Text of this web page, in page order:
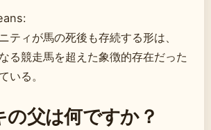
ティが馬の死後も存続する形は、
る競走馬を超えた象徴的存在だった
いる。
の父は何ですか？